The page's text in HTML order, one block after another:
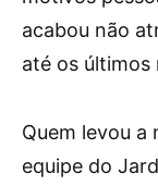
acabou não
até os últimos
Quem levou
equipe do